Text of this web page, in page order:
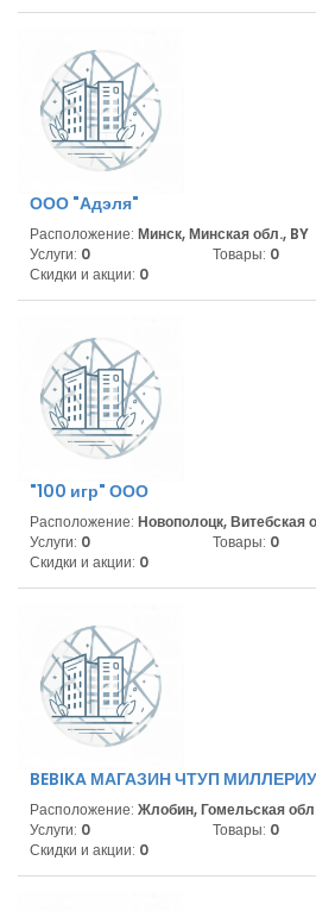
ООО "Адэля"
Расположение: Минск, Минская обл., BY
Услуги: 0 Товары: 0
Скидки и акции: 0
"100 игр" ООО
Расположение: Новополоцк, Витебская
Услуги: 0 Товары: 0
Скидки и акции: 0
BEBIKA МАГАЗИН ЧТУП
Расположение: Жлобин, Гомельская
Услуги: 0 Товары: 0
Скидки и акции: 0